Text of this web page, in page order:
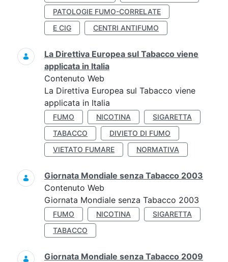
PATOLOGIE FUMO-CORRELATE
E CIG
CENTRI ANTIFUMO
La Direttiva Europea sul Tabacco viene
applicata in Italia
Contenuto Web
La Direttiva Europea sul Tabacco viene
applicata in Italia
FUMO NICOTINA
SIGARETTA
TABACCO
DIVIETO DI FUMO
VIETATO FUMARE
NORMATIVA
Giornata Mondiale senza Tabacco 2003
Contenuto Web
Giornata Mondiale senza Tabacco 2003
FUMO NICOTINA
SIGARETTA
TABACCO
Giornata Mondiale senza Tabacco 2009